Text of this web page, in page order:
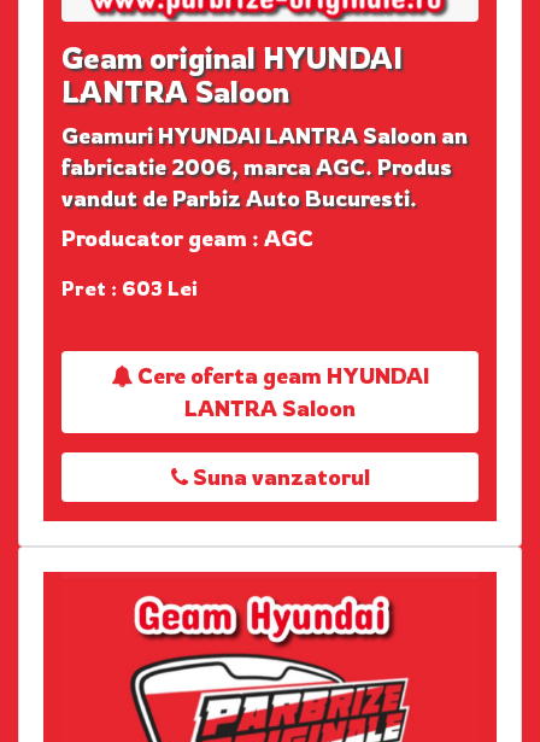
Geam original HYUNDAI
LANTRA Saloon
Geamuri HYUNDAI LANTRA Saloon an
fabricatie 2006, marca AGC. Produs
vandut de Parbiz Auto Bucuresti.
Producator geam : AGC
Pret : 603 Lei
Cere oferta geam HYUNDAI
LANTRA Saloon
Suna vanzatorul